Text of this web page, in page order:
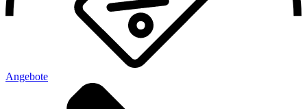
Angebote